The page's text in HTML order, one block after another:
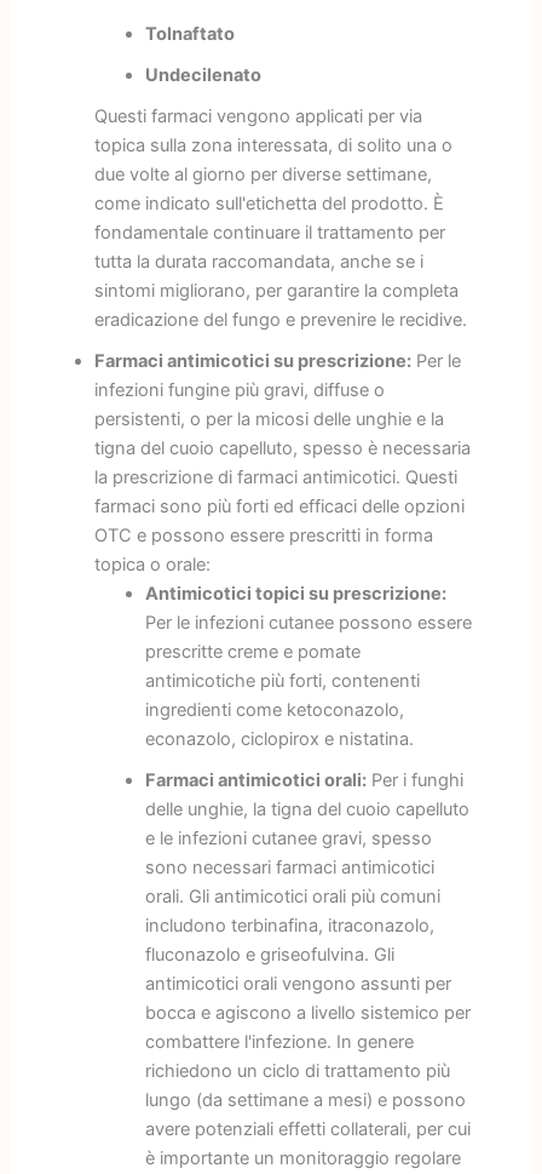
Tolnaftato
Undecilenato
Questi farmaci vengono applicati per via
topica sulla zona interessata, di solito una o
due volte al giorno per diverse settimane,
come indicato sull'etichetta del prodotto. È
fondamentale continuare il trattamento per
tutta la durata raccomandata, anche se i
sintomi migliorano, per garantire la completa
eradicazione del fungo e prevenire le recidive.
Farmaci antimicotici su prescrizione:Per le
infezioni fungine più gravi, diffuse o
persistenti, o per la micosi delle unghie e la
tigna del cuoio capelluto, spesso è necessaria
la prescrizione di farmaci antimicotici. Questi
farmaci sono più forti ed efficaci delle opzioni
OTC e possono essere prescritti in forma
topica o orale:
Antimicotici topici su prescrizione:
Per le infezioni cutanee possono essere
prescritte creme e pomate
antimicotiche più forti, contenenti
ingredienti come ketoconazolo,
econazolo, ciclopirox e nistatina.
Farmaci antimicotici orali:Per i funghi
delle unghie, la tigna del cuoio capelluto
e le infezioni cutanee gravi, spesso
sono necessari farmaci antimicotici
orali. Gli antimicotici orali più comuni
includono terbinafina, itraconazolo,
fluconazolo e griseofulvina. Gli
antimicotici orali vengono assunti per
bocca e agiscono a livello sistemico per
combattere l'infezione. In genere
richiedono un ciclo di trattamento più
lungo (da settimane a mesi) e possono
avere potenziali effetti collaterali, per cui
è importante un monitoraggio regolare